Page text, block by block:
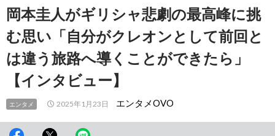
移
動岡本圭人がギリシャ悲劇の最高峰に挑
む思い「自分がクレオンとして前回と
は違う旅路へ導くことができたら」
【インタビュー】
エンタメ 2025年1月23日 エンタメOVO